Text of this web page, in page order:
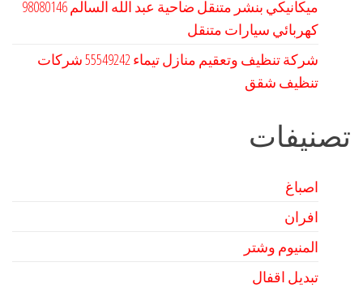
كهربائي سيارات متنقل
شركة تنظيف وتعقيم منازل تيماء 55549242 شركات
تنظيف شقق
تصنيفات
اصباغ
افران
المنيوم وشتر
تبديل اقفال